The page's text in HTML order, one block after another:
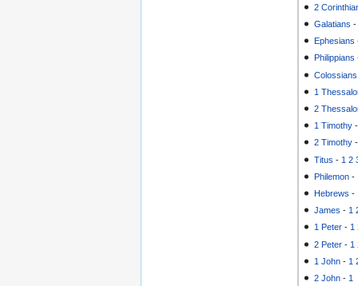
2
Galatians
Ephesians
Philippians
Colossians
1
2
1 Timothy
2 Timothy
Titus - 1 2
Philemon -
Hebrews -
James - 1
1 Peter - 1
2 Peter - 1
1 John - 1
2 John - 1